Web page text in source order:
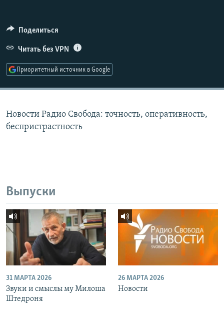
ПОДПИШИТЕСЬ НА РАССЫЛКУ
СОЦИАЛЬНЫЕ СЕТИ
Поделиться
Читать без VPN
Приоритетный источник в Google
Новости Радио Свобода: точность, оперативность,
беспристрастность
Выпуски
31 МАРТА 2026
Звуки и смыслы му Милоша
Штедроня
26 МАРТА 2026
Новости